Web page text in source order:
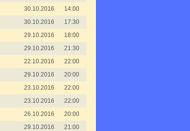
30.10.2016
14:00
30.10.2016
17:30
29.10.2016
18:00
29.10.2016
21:30
22.10.2016
22:00
29.10.2016
20:00
23.10.2016
22:00
23.10.2016
22:00
26.10.2016
20:00
29.10.2016
21:00